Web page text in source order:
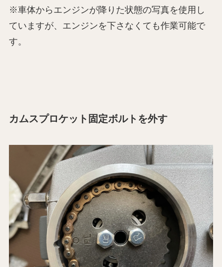
※車体からエンジンが降りた状態の写真を使用し
ていますが、エンジンを下さなくても作業可能で
す。
カムスプロケット固定ボルトを外す